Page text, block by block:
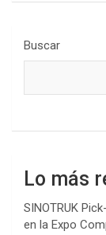
Buscar
Lo más
SINOTRUK
en la Expo